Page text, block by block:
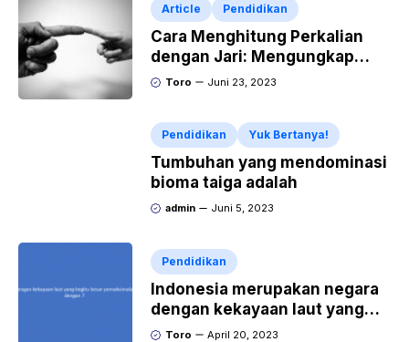
Article Pendidikan
Cara Menghitung Perkalian
dengan Jari: Mengungkap
Rahasia Matematika
Toro Juni 23, 2023
Pendidikan Yuk Bertanya!
Tumbuhan yang mendominasi
bioma taiga adalah
admin Juni 5, 2023
Pendidikan
Indonesia merupakan negara
dengan kekayaan laut yang
begitu besar pemaksimalan
Toro April 20, 2023